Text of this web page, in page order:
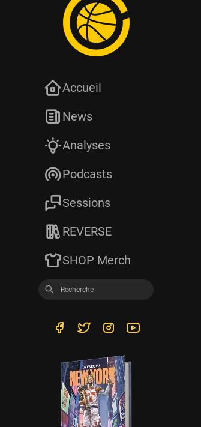
Accueil
News
Analyses
Podcasts
Sessions
REVERSE
SHOP Merch